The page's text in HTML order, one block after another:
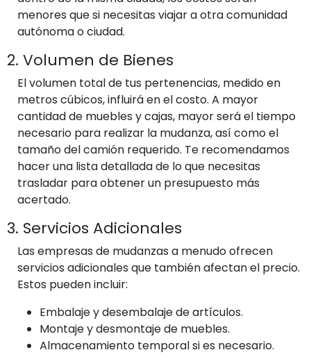
menores que si necesitas viajar a otra comunidad
autónoma o ciudad.
2. Volumen de Bienes
El volumen total de tus pertenencias, medido en
metros cúbicos, influirá en el costo. A mayor
cantidad de muebles y cajas, mayor será el tiempo
necesario para realizar la mudanza, así como el
tamaño del camión requerido. Te recomendamos
hacer una lista detallada de lo que necesitas
trasladar para obtener un presupuesto más
acertado.
3. Servicios Adicionales
Las empresas de mudanzas a menudo ofrecen
servicios adicionales que también afectan el precio.
Estos pueden incluir:
Embalaje y desembalaje de artículos.
Montaje y desmontaje de muebles.
Almacenamiento temporal si es necesario.